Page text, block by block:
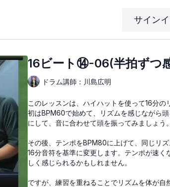
サイン
16ビート⑭-06(半拍ずつ
ドラム講師：川島広明
このレッスンは、ハイハットを使って16分
初はBPM60で始めて、リズムを感じながら
にして、音に合わせて頭を振ってみましょう。
その後、テンポをBPM80に上げて、同じリ
16分音符を基準に変更します。テンポが速
しく感じられるかもしれません。
ですが、練習を重ねることでリズムを体が